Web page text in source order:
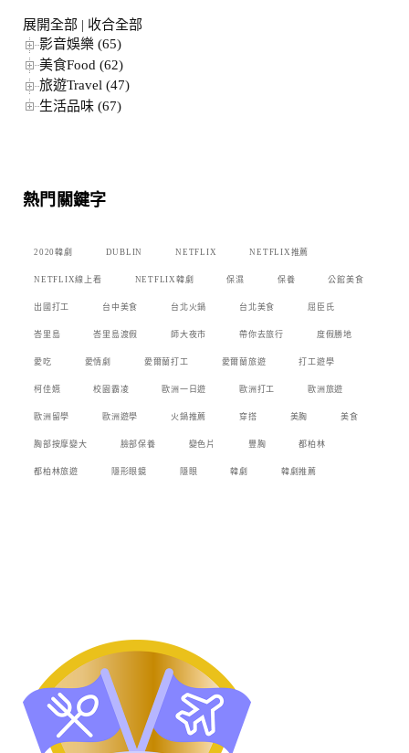
展開全部 | 收合全部
影音娛樂 (65)
美食Food (62)
旅遊Travel (47)
生活品味 (67)
熱門關鍵字
2020韓劇 DUBLIN NETFLIX NETFLIX推薦
NETFLIX線上看 NETFLIX韓劇 保濕 保養 公館美食
出國打工 台中美食 台北火鍋 台北美食 屈臣氏
峇里島 峇里島渡假 師大夜市 帶你去旅行 度假勝地
愛吃 愛情劇 愛爾蘭打工 愛爾蘭旅遊 打工遊學
柯佳嬿 校園霸凌 歐洲一日遊 歐洲打工 歐洲旅遊
歐洲留學 歐洲遊學 火鍋推薦 穿搭 美胸 美食
胸部按摩變大 臉部保養 變色片 豐胸 都柏林
都柏林旅遊 隱形眼鏡 隱眼 韓劇 韓劇推薦